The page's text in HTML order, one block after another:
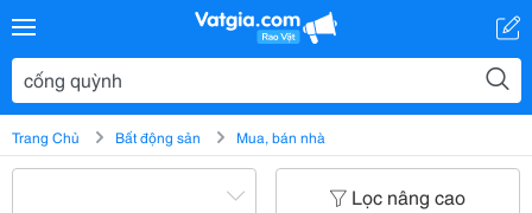
Trang Chủ Bất động sản Mua, bán nhà
Lọc nâng cao